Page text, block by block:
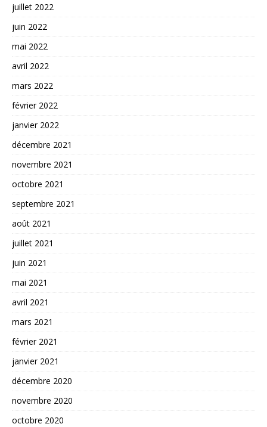
juillet 2022
juin 2022
mai 2022
avril 2022
mars 2022
février 2022
janvier 2022
décembre 2021
novembre 2021
octobre 2021
septembre 2021
août 2021
juillet 2021
juin 2021
mai 2021
avril 2021
mars 2021
février 2021
janvier 2021
décembre 2020
novembre 2020
octobre 2020